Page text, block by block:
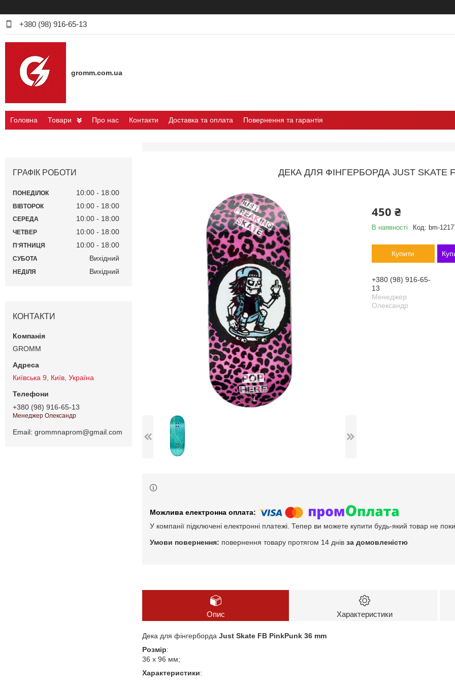
+380 (98) 916-65-13
gromm.com.ua
Головна Товари Про нас Контакти Доставка та оплата Повернення та гарантія
ДЕКА ДЛЯ ФІНГЕРБОРДА JUST SKATE
450 ₴
В наявності Код: bm-
Купити
+380 (98) 916-65-
13
Менеджер
Олександр
У компанії підключені електронні платежі. Тепер ви можете купити будь-який товар не
повернення товару протягом 14 днів за домовленістю
Опис Характеристики
Дека для фінгерборда Just Skate FB PinkPunk 36 mm
Розмір:
36 х 96 мм;
Характеристики:
ГРАФІК РОБОТИ
ПОНЕДІЛОК 10:00 18:00
ВІВТОРОК 10:00 18:00
СЕРЕДА 10:00 18:00
ЧЕТВЕР 10:00 18:00
ПʼЯТНИЦЯ 10:00 18:00
СУБОТА Вихідний
НЕДІЛЯ Вихідний
КОНТАКТИ
GROMM
Київська 9, Київ, Україна
+380 (98) 916-65-13
Менеджер Олександр
Email grommnaprom@gmail.com